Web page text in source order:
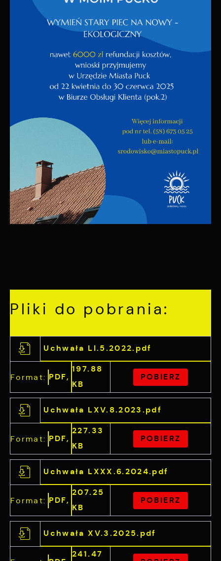
Pliki do pobrania:
Uchwała LI.5.2022.pdf
Format: PDF,
197.88
KB
POBIERZ
Uchwała LXV.8.2023.pdf
Format: PDF,
227.33
KB
POBIERZ
Uchwała LXXX.6.2024.pdf
Format: PDF,
207.25
KB
POBIERZ
Uchwała XV.3.2025.pdf
241.47